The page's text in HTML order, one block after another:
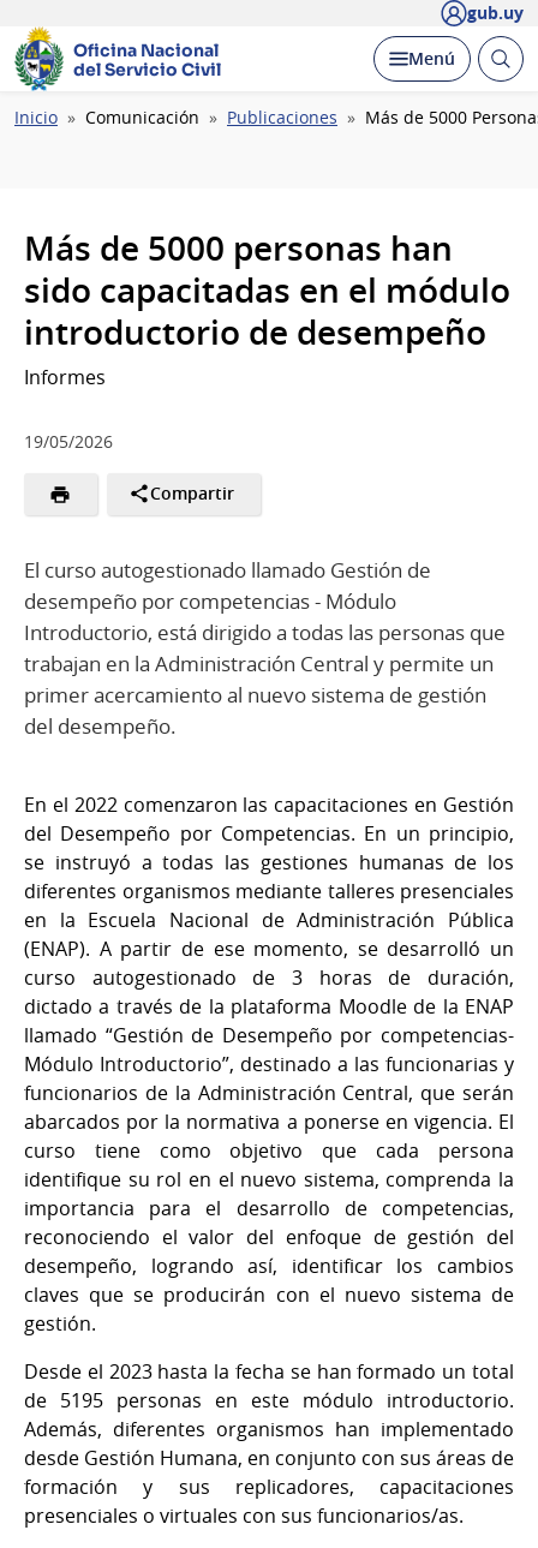
gub.uy
Oficina Nacional
del Servicio Civil
Desplegar
Menú Abrir
Ruta
Inicio Comunicación Publicaciones Más de 5000
Más de 5000 personas han
sido capacitadas en el módulo
introductorio de desempeño
Informes
19/05/2026
Compartir
El curso autogestionado llamado Gestión de
desempeño por competencias - Módulo
Introductorio, está dirigido a todas las personas que
trabajan en la Administración Central y permite un
primer acercamiento al nuevo sistema de gestión
del desempeño.
En el 2022 comenzaron las capacitaciones en Gestión
del Desempeño por Competencias. En un principio,
se instruyó a todas las gestiones humanas de los
diferentes organismos mediante talleres presenciales
en la Escuela Nacional de Administración Pública
(ENAP). A partir de ese momento, se desarrolló un
curso autogestionado de 3 horas de duración,
dictado a través de la plataforma Moodle de la ENAP
llamado “Gestión de Desempeño por competencias-
Módulo Introductorio”, destinado a las funcionarias y
funcionarios de la Administración Central, que serán
abarcados por la normativa a ponerse en vigencia. El
curso tiene como objetivo que cada persona
identifique su rol en el nuevo sistema, comprenda la
importancia para el desarrollo de competencias,
reconociendo el valor del enfoque de gestión del
desempeño, logrando así, identificar los cambios
claves que se producirán con el nuevo sistema de
gestión.
Desde el 2023 hasta la fecha se han formado un total
de 5195 personas en este módulo introductorio.
Además, diferentes organismos han implementado
desde Gestión Humana, en conjunto con sus áreas de
formación y sus replicadores, capacitaciones
presenciales o virtuales con sus funcionarios/as.